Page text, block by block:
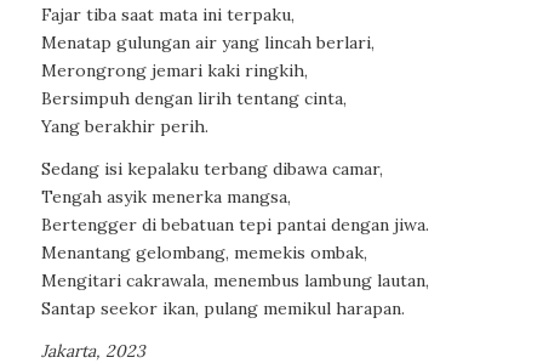
Fajar tiba saat mata ini terpaku,
Menatap gulungan air yang lincah berlari,
Merongrong jemari kaki ringkih,
Bersimpuh dengan lirih tentang cinta,
Yang berakhir perih.
Sedang isi kepalaku terbang dibawa camar,
Tengah asyik menerka mangsa,
Bertengger di bebatuan tepi pantai dengan jiwa.
Menantang gelombang, memekis ombak,
Mengitari cakrawala, menembus lambung lautan,
Santap seekor ikan, pulang memikul harapan.
Jakarta, 2023